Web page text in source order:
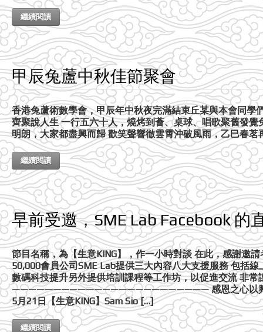
繼續閱讀
甲辰兔蘆中秋佳節聚會
香港兔蘆術數學會，甲辰年中秋夜完滿結束丘某與本會同
齊聚說人生 一行五六十人，燒烤到薈、桌球、唱歌聚舊發
明朗，大家都盡興而歸 歡笑聲響徹雲霄沖破風雨，乙巳春
繼續閱讀
早前受邀，SME Lab Facebook 的
節目名稱，為【生意KING】，作一小時對談 在此，感謝邀
50,000會員公司SME Lab提供三大內容八大支援服務 包括
數碼科技提升另外提供培訓課程等工作坊，以促進交流 非
———————————————————————— 感恩之心以興趣發展
5月21日【生意KING】Sam Sio […]
繼續閱讀